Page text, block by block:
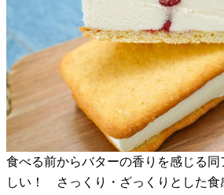
食べる前からバターの香りを感じる
しい！ さっくり・ざっくりとした食